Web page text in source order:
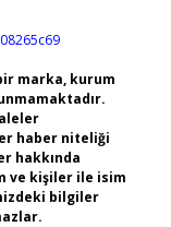
marka, kurum
haber niteliği
hakkında
ve kişiler ile isim
bilgiler